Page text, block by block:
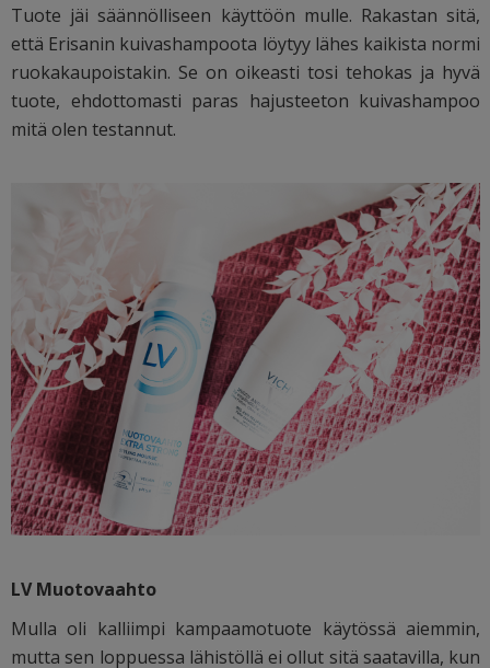
Tuote jäi säännölliseen käyttöön mulle. Rakastan sitä,
että Erisanin kuivashampoota löytyy lähes kaikista normi
ruokakaupoistakin. Se on oikeasti tosi tehokas ja hyvä
tuote, ehdottomasti paras hajusteeton kuivashampoo
mitä olen testannut.
LV Muotovaahto
Mulla oli kalliimpi kampaamotuote käytössä aiemmin,
mutta sen loppuessa lähistöllä ei ollut sitä saatavilla, kun